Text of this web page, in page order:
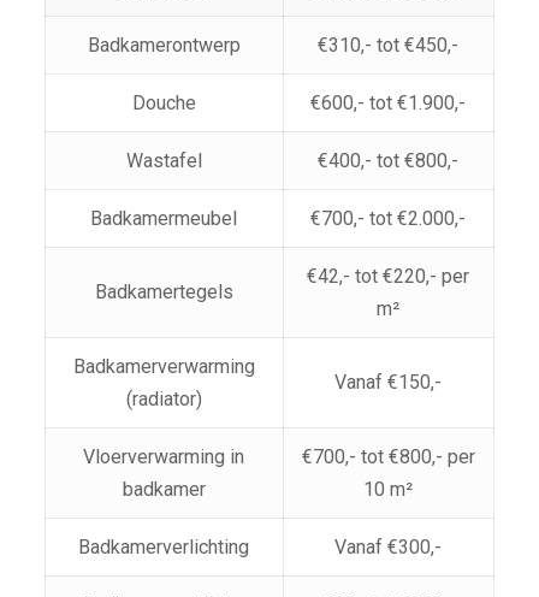
Badkamerontwerp €310,- tot €450,-
Douche €600,- tot €1.900,-
Wastafel €400,- tot €800,-
Badkamermeubel €700,- tot €2.000,-
Badkamertegels
€42,- tot €220,- per
m²
Badkamerverwarming
(radiator)
Vanaf €150,-
Vloerverwarming in
badkamer
€700,- tot €800,- per
10 m²
Badkamerverlichting Vanaf €300,-